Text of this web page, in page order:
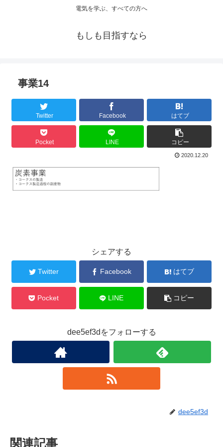
電気を学ぶ、すべての方へ
もしも目指すなら
事業14
Twitter Facebook はてブ
Pocket LINE コピー
2020.12.20
シェアする
Twitter Facebook はてブ
Pocket LINE コピー
dee5ef3dをフォローする
dee5ef3d
関連記事